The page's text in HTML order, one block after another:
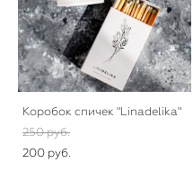
Коробок спичек "Linadelika"
250 pуб.
200 pуб.